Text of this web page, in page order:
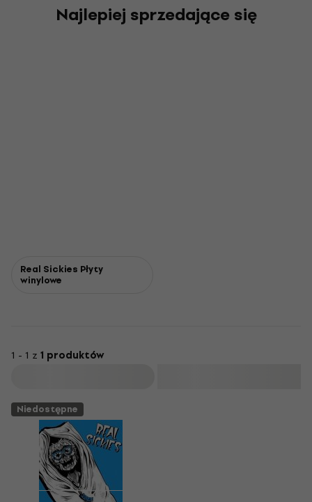
Najlepiej sprzedające się
Real Sickies Płyty
winylowe
1 - 1 z 1 produktów
Niedostępne